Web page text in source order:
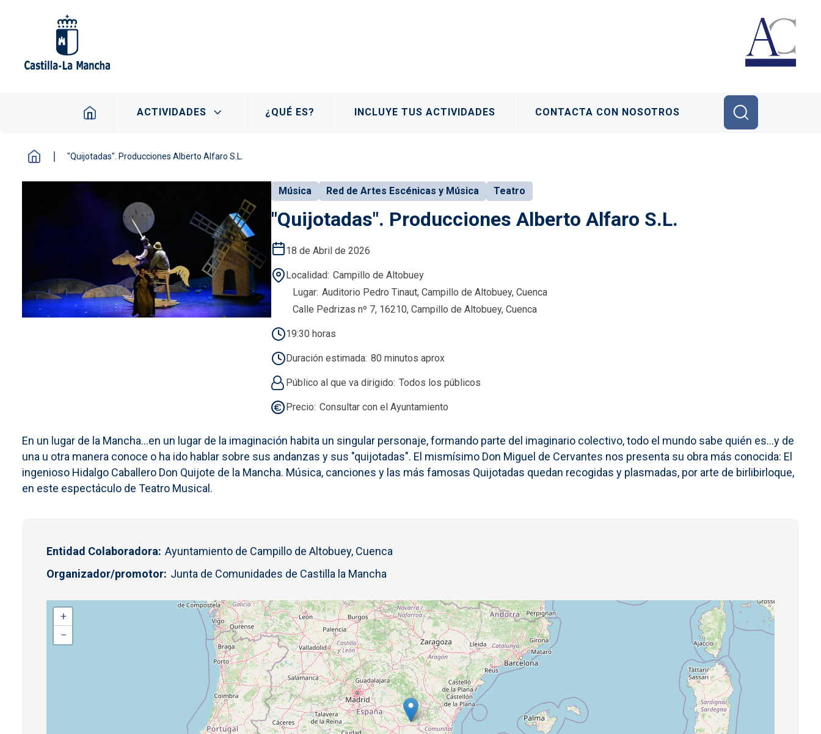
Navegación principal
ACTIVIDADES ¿QUÉ ES? INCLUYE TUS ACTIVIDADES CONTACTA CON NOSOTROS
"Quijotadas". Producciones Alberto Alfaro S.L.
Música Red de Artes Escénicas y Música Teatro
"Quijotadas". Producciones Alberto Alfaro S.L.
18 de Abril de 2026
Localidad Campillo de Altobuey
Lugar Auditorio Pedro Tinaut, Campillo de Altobuey, Cuenca
Calle Pedrizas nº 7, 16210, Campillo de Altobuey, Cuenca
19:30 horas
Duración estimada 80 minutos aprox
Público al que va dirigido Todos los públicos
Precio Consultar con el Ayuntamiento
En un lugar de la Mancha...en un lugar de la imaginación habita un singular personaje, formando parte del imaginario colectivo, todo el mundo sabe quién es...y de
una u otra manera conoce o ha ido hablar sobre sus andanzas y sus "quijotadas". El mismísimo Don Miguel de Cervantes nos presenta su obra más conocida: El
ingenioso Hidalgo Caballero Don Quijote de la Mancha. Música, canciones y las más famosas Quijotadas quedan recogidas y plasmadas, por arte de birlibirloque,
en este espectáculo de Teatro Musical.
Entidad Colaboradora Ayuntamiento de Campillo de Altobuey, Cuenca
Organizador/promotor Junta de Comunidades de Castilla la Mancha
+
−